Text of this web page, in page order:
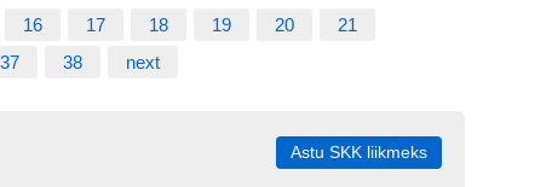
16 17 18 19 20
21
37 38 next
Astu SKK liikmeks